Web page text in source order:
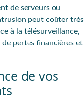
de serveurs ou
peut coûter très
à la télésurveillance,
pertes financières et
de vos